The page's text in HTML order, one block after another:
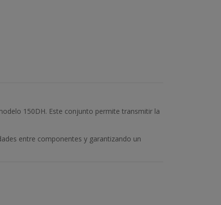
150DH. Este conjunto permite transmitir la
entre componentes y garantizando un